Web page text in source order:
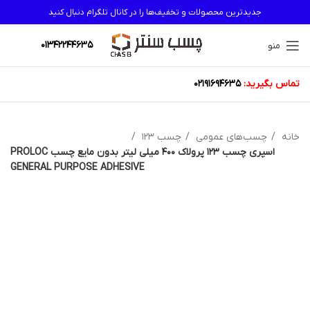
جدیدترین محصولات و تخفیف‌ها را در کانال تلگرام دنبال کنید
منو 01342244635
تماس بگیرید: 02191694635
خانه چسب‌های عمومی
چسب 123
اسپری چسب 123 پرولاک 400 میلی لیتر بدون مایع چسب PROLOC
GENERAL PURPOSE ADHESIVE